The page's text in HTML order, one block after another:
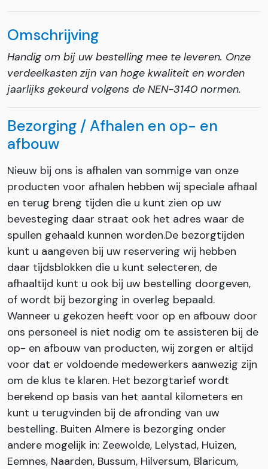
Omschrijving
Handig om bij uw bestelling mee te leveren. Onze
verdeelkasten zijn van hoge kwaliteit en worden
jaarlijks gekeurd volgens de NEN-3140 normen.
Bezorging / Afhalen en op- en
afbouw
Nieuw bij ons is afhalen van sommige van onze
producten voor afhalen hebben wij speciale afhaal
en terug breng tijden die u kunt zien op uw
bevesteging daar straat ook het adres waar de
spullen gehaald kunnen worden.De bezorgtijden
kunt u aangeven bij uw reservering wij hebben
daar tijdsblokken die u kunt selecteren, de
afhaaltijd kunt u ook bij uw bestelling doorgeven,
of wordt bij bezorging in overleg bepaald.
Wanneer u gekozen heeft voor op en afbouw door
ons personeel is niet nodig om te assisteren bij de
op- en afbouw van producten, wij zorgen er altijd
voor dat er voldoende medewerkers aanwezig zijn
om de klus te klaren. Het bezorgtarief wordt
berekend op basis van het aantal kilometers en
kunt u terugvinden bij de afronding van uw
bestelling. Buiten Almere is bezorging onder
andere mogelijk in: Zeewolde, Lelystad, Huizen,
Eemnes, Naarden, Bussum, Hilversum, Blaricum,